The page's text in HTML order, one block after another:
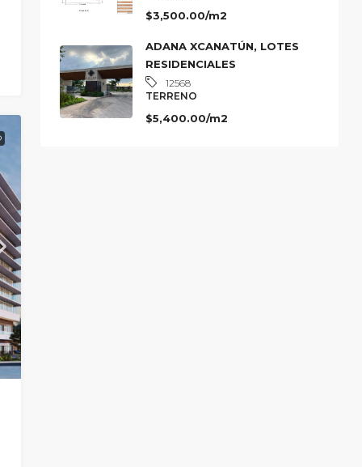
$3,500.00/m2
ADANA XCANATÚN, LOTES
RESIDENCIALES
12568
TERRENO
$5,400.00/m2